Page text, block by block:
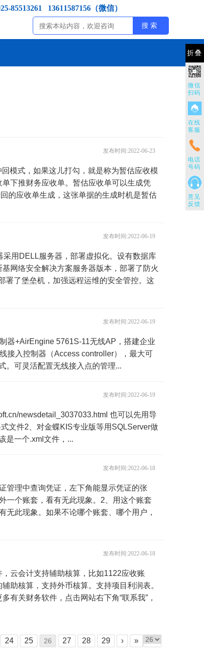
折叠
微信
扫码
在线
客服
电话
号码
意见
反馈
85513261 13611587156（微信）
发布时间:2022-06-23
模式，如果这儿打勾，就是称为暂估应收模
下推财务应收单。暂估应收单可以生成凭
的应收单生成，这张单据的生成时机是暂估
发布时间:2022-06-19
用DELL服务器，部署虚拟化。设有数据库
网络安全解决方案服务器版本，部署了防火
署了堡垒机，加强远程运维的安全管控。这
发布时间:2022-06-19
器+AirEngine 5761S-11无线AP，搭建企业
接入控制器（Access controller），最大可
。可灵活配置无线接入点的管理...
发布时间:2022-06-19
newsdetail_3037033.html 也可以先用导
文件2、对金蝶KIS专业版等用SQLServer做
是一个.xml文件，...
发布时间:2022-06-18
管理中查询凭证，左下角能显示凭证的张
一个账套，看有无此现象。2、用这个账套
此现象。如果不论哪个账套、哪个用户，
发布时间:2022-06-18
云会计支持辅助核算，比如1122应收账
助核算，支持外币核算。支持项目利润表。
有关财务软件，点击网站右下角“联系我”，
24 25 26 27 28 29 › »